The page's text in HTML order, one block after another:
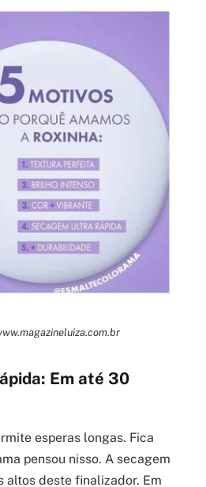
Em até 30
esperas longas. Fica
pensou nisso. A secagem
altos deste finalizador. Em